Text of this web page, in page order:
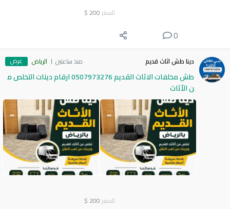
السعر 200
$
0
دينا طش اثاث قديم منذ ساعتين الرياض عرض
طش مخلفات الاثاث القديم 0507973276 ارقام دينات التخلص م
ن الأثاث
السعر 200
$